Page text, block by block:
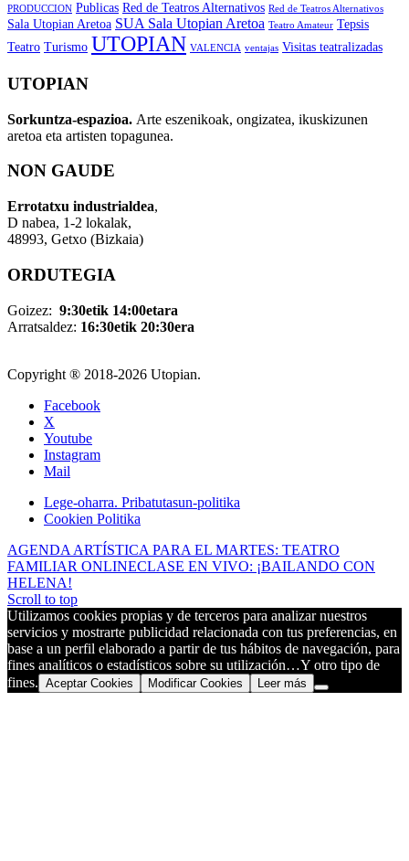
PRODUCCION Publicas Red de Teatros Alternativos Red de Teatros Alternativos
Sala Utopian Aretoa SUA Sala Utopian Aretoa Teatro Amateur Tepsis
Teatro Turismo UTOPIAN VALENCIA ventajas Visitas teatralizadas
UTOPIAN
Sorkuntza-espazioa. Arte eszenikoak, ongizatea, ikuskizunen
aretoa eta artisten topagunea.
NON GAUDE
Errotatxu industrialdea,
D nabea, 1-2 lokalak,
48993, Getxo (Bizkaia)
ORDUTEGIA
Goizez: 9:30etik 14:00etara
Arratsaldez: 16:30etik 20:30era
Copyright ® 2018-2026 Utopian.
Facebook
X
Youtube
Instagram
Mail
Lege-oharra. Pribatutasun-politika
Cookien Politika
AGENDA ARTÍSTICA PARA EL MARTES: TEATRO
FAMILIAR ONLINECLASE EN VIVO: ¡BAILANDO CON
HELENA!
Scroll to top
Utilizamos cookies propias y de terceros para analizar nuestros
servicios y mostrarte publicidad relacionada con tus preferencias, en
base a un perfil elaborado a partir de tus hábitos de navegación, para
fines analíticos o estadísticos sobre su utilización…Y otro tipo de
fines. Aceptar Cookies Modificar Cookies Leer más